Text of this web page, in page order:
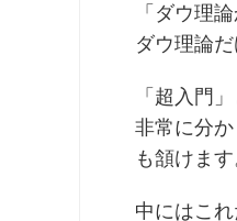
「ダウ理
ダウ理論
「超入門
非常に分
も頷けます
中にはこ